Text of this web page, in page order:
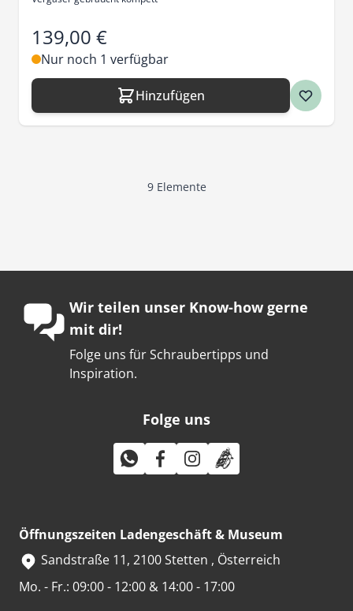
139,00 €
Nur noch 1 verfügbar
Hinzufügen
9Elemente
Wir teilen unser Know-how gerne
mit dir!
Folge uns für Schraubertipps und
Inspiration.
Folge uns
Öffnungszeiten Ladengeschäft & Museum
Sandstraße 11, 2100 Stetten , Österreich
Mo. - Fr.: 09:00 - 12:00 & 14:00 - 17:00